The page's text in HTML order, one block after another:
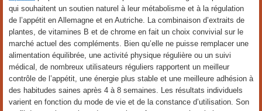
qui souhaitent un soutien naturel à leur métabolisme et à la régulation
de l’appétit en Allemagne et en Autriche. La combinaison d’extraits de
plantes, de vitamines B et de chrome en fait un choix convivial sur le
marché actuel des compléments. Bien qu’elle ne puisse remplacer une
alimentation équilibrée, une activité physique régulière ou un suivi
médical, de nombreux utilisateurs réguliers rapportent un meilleur
contrôle de l’appétit, une énergie plus stable et une meilleure adhésion à
des habitudes saines après 4 à 8 semaines. Les résultats individuels
varient en fonction du mode de vie et de la constance d’utilisation. Son